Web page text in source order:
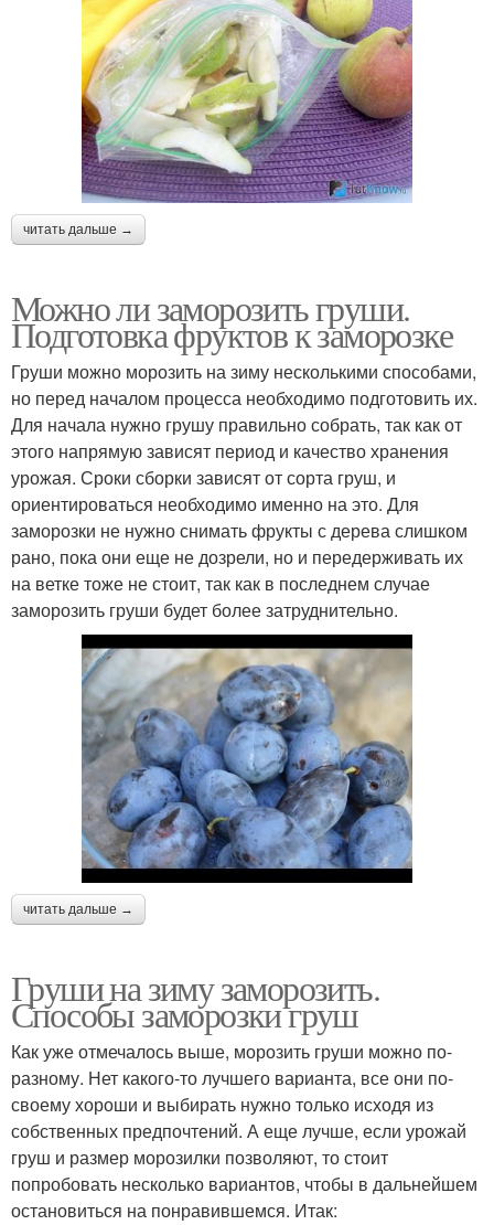
читать дальше →
Можно ли заморозить груши.
Подготовка фруктов к заморозке
Груши можно морозить на зиму несколькими способами,
но перед началом процесса необходимо подготовить их.
Для начала нужно грушу правильно собрать, так как от
этого напрямую зависят период и качество хранения
урожая. Сроки сборки зависят от сорта груш, и
ориентироваться необходимо именно на это. Для
заморозки не нужно снимать фрукты с дерева слишком
рано, пока они еще не дозрели, но и передерживать их
на ветке тоже не стоит, так как в последнем случае
заморозить груши будет более затруднительно.
читать дальше →
Груши на зиму заморозить.
Способы заморозки груш
Как уже отмечалось выше, морозить груши можно по-
разному. Нет какого-то лучшего варианта, все они по-
своему хороши и выбирать нужно только исходя из
собственных предпочтений. А еще лучше, если урожай
груш и размер морозилки позволяют, то стоит
попробовать несколько вариантов, чтобы в дальнейшем
остановиться на понравившемся. Итак: